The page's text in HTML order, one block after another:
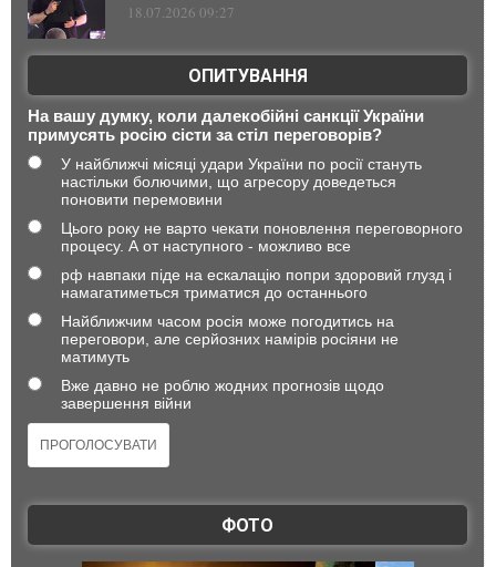
18.07.2026 09:27
ОПИТУВАННЯ
На вашу думку, коли далекобійні санкції України
примусять росію сісти за стіл переговорів?
У найближчі місяці удари України по росії стануть
настільки болючими, що агресору доведеться
поновити перемовини
Цього року не варто чекати поновлення переговорного
процесу. А от наступного - можливо все
рф навпаки піде на ескалацію попри здоровий глузд і
намагатиметься триматися до останнього
Найближчим часом росія може погодитись на
переговори, але серйозних намірів росіяни не
матимуть
Вже давно не роблю жодних прогнозів щодо
завершення війни
ФОТО